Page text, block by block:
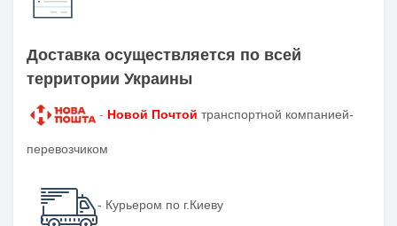
Доставка осуществляется по всей
территории Украины
- Новой Почтой транспортной компанией-
перевозчиком
- Курьером по г.Киеву